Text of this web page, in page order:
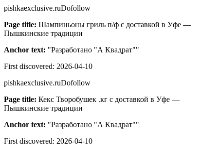
pishkaexclusive.ruDofollow
Page title: Шампиньоны гриль п/ф с доставкой в Уфе —
Пышкинские традиции
Anchor text: "Разработано "А Квадрат""
First discovered: 2026-04-10
pishkaexclusive.ruDofollow
Page title: Кекс Творобушек .кг с доставкой в Уфе —
Пышкинские традиции
Anchor text: "Разработано "А Квадрат""
First discovered: 2026-04-10